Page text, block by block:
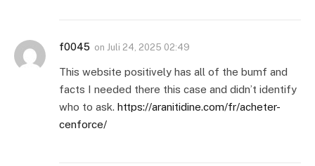
f0045 on Juli 24, 2025 02:49
This website positively has all of the bumf and
facts I needed there this case and didn’t identify
who to ask. https://aranitidine.com/fr/acheter-
cenforce/